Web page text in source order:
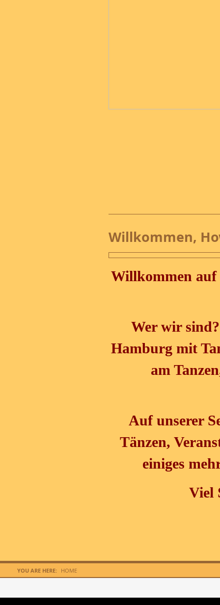
Willkommen,
Willkommen
Wer wir
Hamburg mit
am
Auf unserer
Tänzen,
einiges
Viel
YOU ARE HERE: HOME